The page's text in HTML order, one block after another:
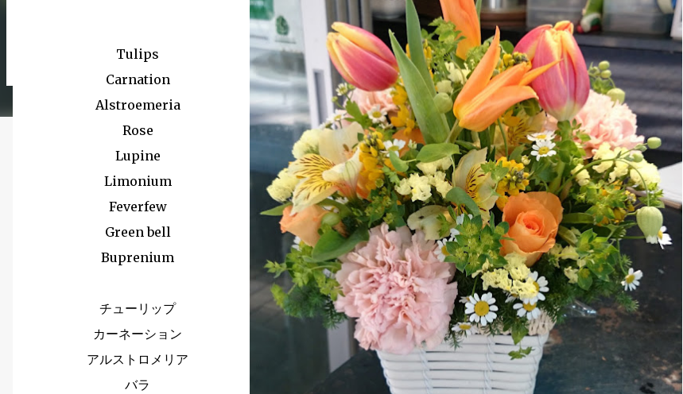
Arrangement Tulips Sweet pea Carnation Hypericum Green bell Pink Jasmine Leather fan チューリップ スイトピー カー
ネーション ヒペリカム グリーンベル ハゴロモジャスミン レザーファン Arrangement Rose (Eve Piazze) Symphoricarpos
albus Grape ivy バラ（イヴピアチェ） シンフォリカルフォス グレープアイビー Arrangement Rose Carnation Eustoma
Sankirai Hagoromo Jasmine Geranium バラ（イヴピアチェ） カーネーション トルコキキョウ サンキライ ハゴロモジャスミン
ゼラニューム Arrangement Rose Ammi visnaga（Green Mist） buprenium tulip c...
Tulips
Carnation
Alstroemeria
Rose
Lupine
Limonium
Feverfew
Green bell
Buprenium
チューリップ
カーネーション
アルストロメリア
バラ